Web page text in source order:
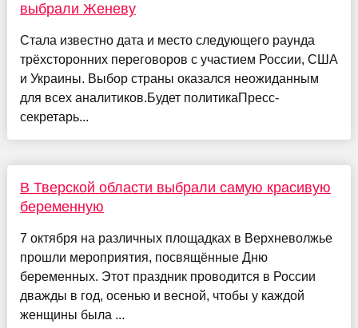
выбрали Женеву
Стала известно дата и место следующего раунда
трёхсторонних переговоров с участием России, США
и Украины. Выбор страны оказался неожиданным
для всех аналитиков.Будет политикаПресс-
секретарь...
В Тверской области выбрали самую красивую
беременную
7 октября на различных площадках в Верхневолжье
прошли мероприятия, посвящённые Дню
беременных. Этот праздник проводится в России
дважды в год, осенью и весной, чтобы у каждой
женщины была ...